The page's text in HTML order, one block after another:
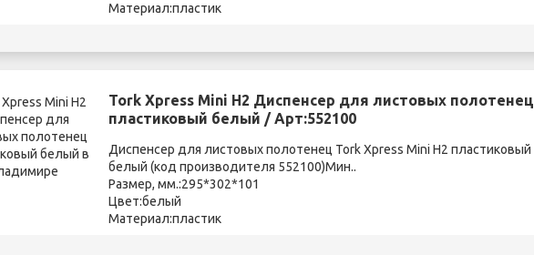
Материал:пластик
Tork Xpress Mini H2 Диспенсер для листовых полотенец
пластиковый белый / Арт:552100
Диспенсер для листовых полотенец Tork Xpress Mini H2 пластиковый
белый (код производителя 552100)Мин..
Размер, мм.:295*302*101
Цвет:белый
Материал:пластик